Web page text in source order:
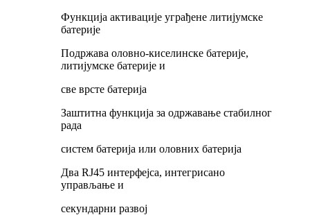
Функција активације уграђене литијумске
батерије
Подржава оловно-киселинске батерије,
литијумске батерије и
све врсте батерија
Заштитна функција за одржавање стабилног
рада
систем батерија или оловних батерија
Два RJ45 интерфејса, интегрисано
управљање и
секундарни развој